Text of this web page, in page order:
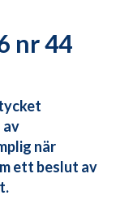
nr 44
av
när
ett beslut av